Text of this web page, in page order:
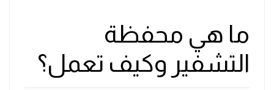
ما هي محفظة
التشفير وكيف تعمل؟